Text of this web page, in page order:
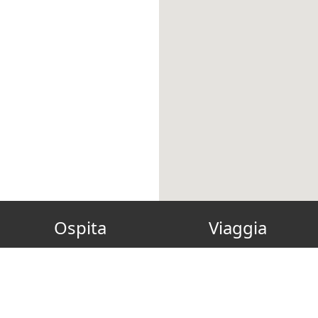
Ospita
Diventa Host
Viaggia
Gift Card